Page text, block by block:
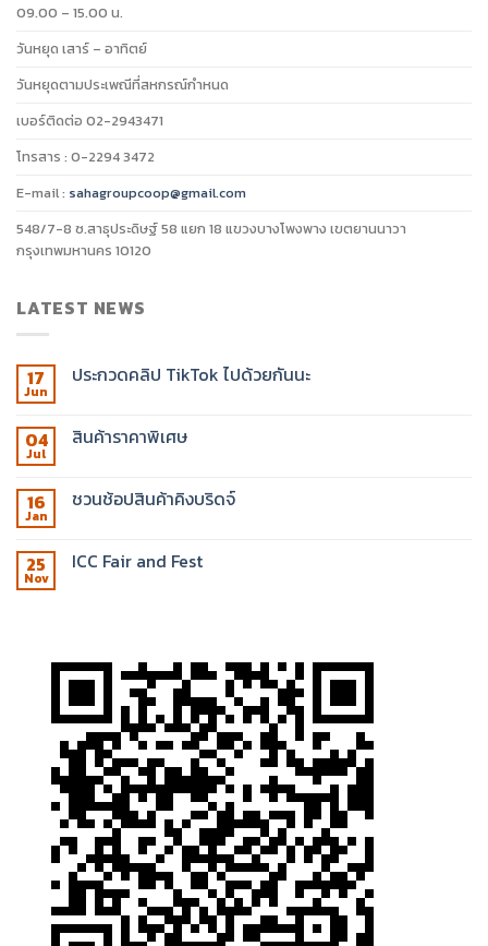
09.00 – 15.00 น.
วันหยุด เสาร์ – อาทิตย์
วันหยุดตามประเพณีที่สหกรณ์กำหนด
เบอร์ติดต่อ 02-2943471
โทรสาร : 0-2294 3472
E-mail : sahagroupcoop@gmail.com
548/7-8 ซ.สาธุประดิษฐ์ 58 แยก 18 แขวงบางโพงพาง เขตยานนาวา
กรุงเทพมหานคร 10120
LATEST NEWS
17
Jun
ประกวดคลิป TikTok ไปด้วยกันนะ
04
Jul
สินค้าราคาพิเศษ
16
Jan
ชวนช้อปสินค้าคิงบริดจ์
25
Nov
ICC Fair and Fest